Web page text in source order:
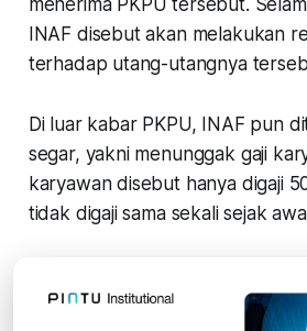
INAF disebut akan melakukan
terhadap utang-utangnya
Di luar kabar PKPU, INAF pun
segar, yakni menunggak gaji
karyawan disebut hanya digaji
tidak digaji sama sekali sejak